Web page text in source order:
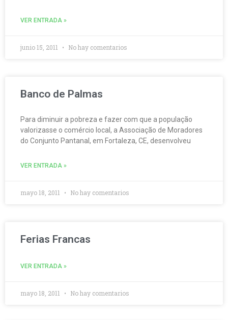
VER ENTRADA »
junio 15, 2011 No hay comentarios
Banco de Palmas
Para diminuir a pobreza e fazer com que a população
valorizasse o comércio local, a Associação de Moradores
do Conjunto Pantanal, em Fortaleza, CE, desenvolveu
VER ENTRADA »
mayo 18, 2011 No hay comentarios
Ferias Francas
VER ENTRADA »
mayo 18, 2011 No hay comentarios